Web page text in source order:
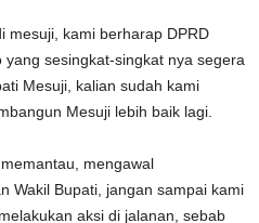
mesuji, kami berharap DPRD
sesingkat-singkat nya segera
Mesuji, kalian sudah kami
Mesuji lebih baik lagi.
mengawal
Wakil Bupati, jangan sampai kami
aksi di jalanan, sebab